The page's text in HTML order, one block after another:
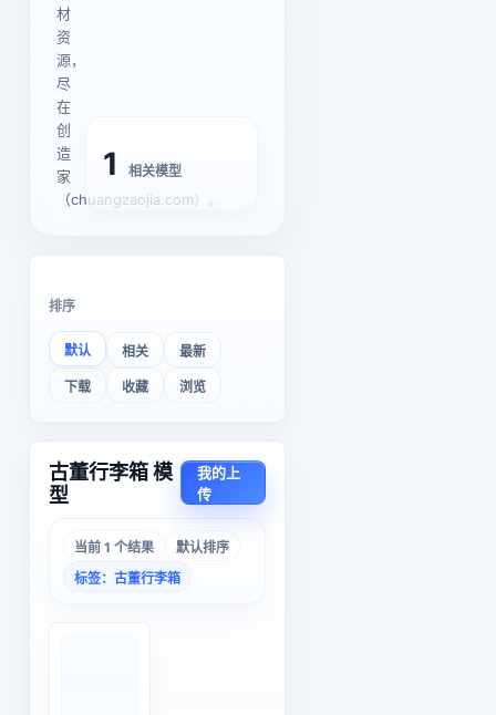
材
资
源，
尽
在
创
造
家
（chuangzaojia.com）。
1 相关模型
排序
默认 相关 最新
下载 收藏 浏览
古董行李箱 模
型
我的上
传
当前 1 个结果
默认排序
标签：古董行李箱